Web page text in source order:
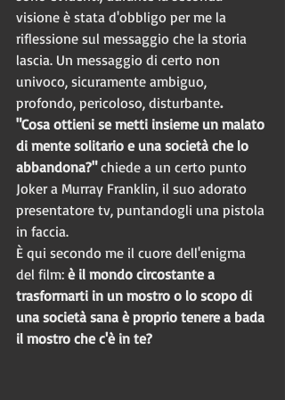
visione è stata d'obbligo per me la
riflessione sul messaggio che la storia
lascia. Un messaggio di certo non
univoco, sicuramente ambiguo,
profondo, pericoloso, disturbante.
"Cosa ottieni se metti insieme un malato
di mente solitario e una società che lo
abbandona?" chiede a un certo punto
Joker a Murray Franklin, il suo adorato
presentatore tv, puntandogli una pistola
in faccia.
È qui secondo me il cuore dell'enigma
del film: è il mondo circostante a
trasformarti in un mostro o lo scopo di
una società sana è proprio tenere a bada
il mostro che c'è in te?